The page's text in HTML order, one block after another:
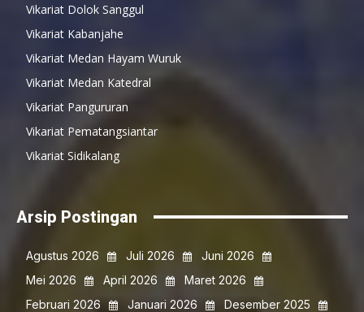
Vikariat Dolok Sanggul
Vikariat Kabanjahe
Vikariat Medan Hayam Wuruk
Vikariat Medan Katedral
Vikariat Pangururan
Vikariat Pematangsiantar
Vikariat Sidikalang
Arsip Postingan
Agustus 2026 Juli 2026
Juni 2026
Mei 2026
April 2026
Maret 2026
Februari 2026
Januari 2026
Desember 2025